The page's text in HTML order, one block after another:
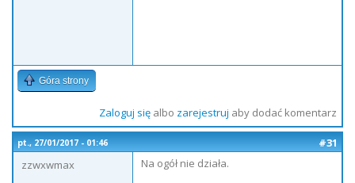
Góra strony
Zaloguj sięalbo zarejestruj aby dodać komentarz
pt., 27/01/2017 - 01:46
#31
zzwxwmax
Na ogół nie działa.